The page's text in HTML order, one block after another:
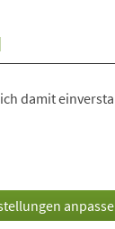
damit